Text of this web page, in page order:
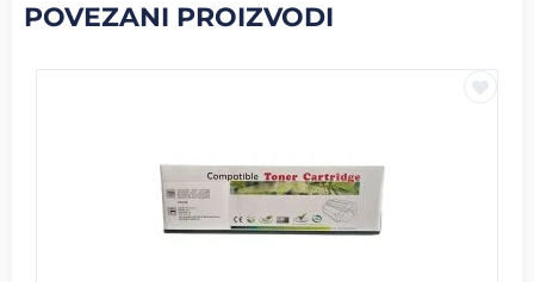
POVEZANI PROIZVODI